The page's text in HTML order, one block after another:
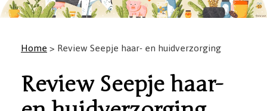
Home> Review Seepje haar- en huidverzorging
Review Seepje haar-